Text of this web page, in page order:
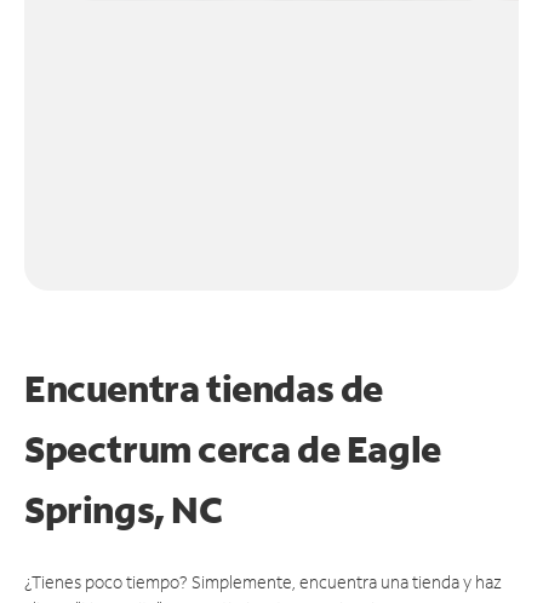
Encuentra tiendas de
Spectrum cerca deEagle
Springs, NC
¿Tienes poco tiempo? Simplemente, encuentra una tienda y haz